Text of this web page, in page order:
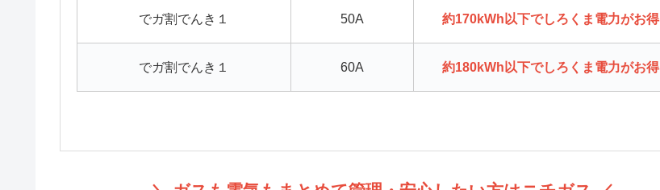
でガ割でんき１ 50A 約170kWh以下でしろくま電力がお得
でガ割でんき１ 60A 約180kWh以下でしろくま電力がお得